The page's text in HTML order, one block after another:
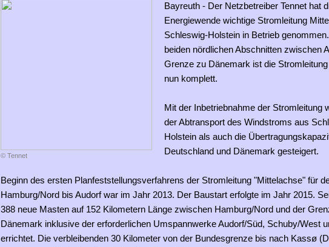
© Tennet
Bayreuth - Der Netzbetreiber Tennet hat
Energiewende wichtige Stromleitung
Schleswig-Holstein in Betrieb
beiden nördlichen Abschnitten zwischen
Grenze zu Dänemark ist die
nun komplett.
Mit der Inbetriebnahme der Stromleitung
der Abtransport des Windstroms aus
Holstein als auch die
Deutschland und Dänemark gesteigert.
Beginn des ersten Planfeststellungsverfahrens der Stromleitung "Mittelachse" für
Hamburg/Nord bis Audorf war im Jahr 2013. Der Baustart erfolgte im Jahr 2015.
388 neue Masten auf 152 Kilometern Länge zwischen Hamburg/Nord und der
Dänemark inklusive der erforderlichen Umspannwerke Audorf/Süd, Schuby/West
errichtet. Die verbleibenden 30 Kilometer von der Bundesgrenze bis nach Kassø